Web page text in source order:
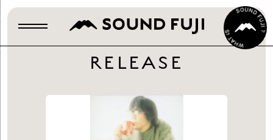
RELEASE